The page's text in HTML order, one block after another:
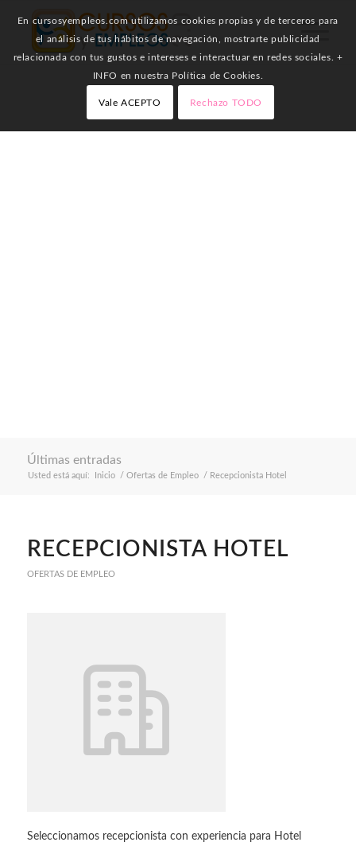
Últimas entradas
Usted está aquí: Inicio / Ofertas de Empleo / Recepcionista Hotel
RECEPCIONISTA HOTEL
OFERTAS DE EMPLEO
Seleccionamos recepcionista con experiencia para Hotel
En cursosyempleos.com utilizamos cookies propias y de terceros para
el análisis de tus hábitos de navegación, mostrarte publicidad
relacionada con tus gustos e intereses e interactuar en redes sociales. +
INFO en nuestra Política de Cookies.
Vale ACEPTO Rechazo TODO